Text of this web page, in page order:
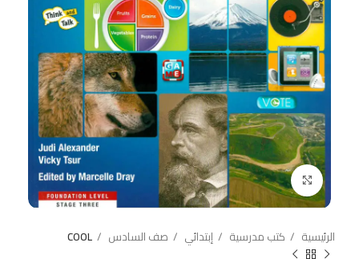
Click to enlarge
الرئيسية كتب مدرسية إبتدائي صف السادس COOL